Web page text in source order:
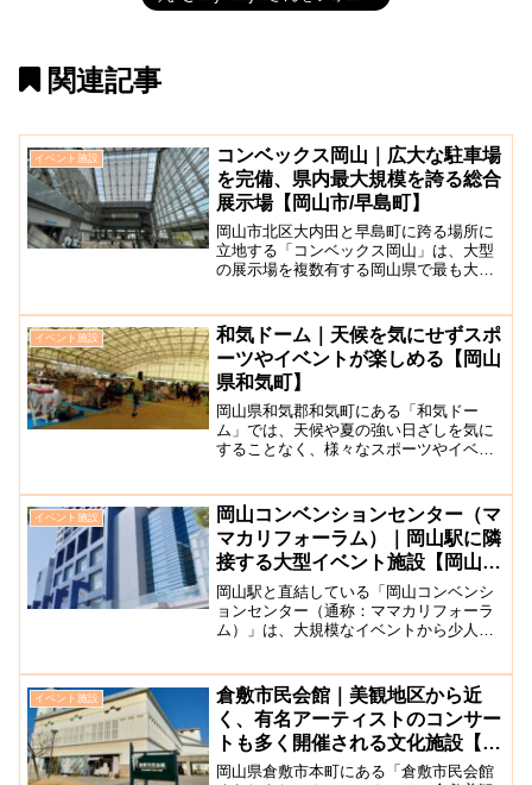
関連記事
イベント施設
コンベックス岡山｜広大な駐車場
を完備、県内最大規模を誇る総合
展示場【岡山市/早島町】
岡山市北区大内田と早島町に跨る場所に
立地する「コンベックス岡山」は、大型
の展示場を複数有する岡山県で最も大き
位置する岡山県総合流通センター内にあ
り、施設内にはマスカ...
イベント施設
和気ドーム｜天候を気にせずスポ
ーツやイベントが楽しめる【岡山
県和気町】
岡山県和気郡和気町にある「和気ドー
ム」では、天候や夏の強い日ざしを気に
することなく、様々なスポーツやイベン
ンドゴルフなら2面確保できます。1年を
通して様々なイベン...
イベント施設
岡山コンベンションセンター（マ
マカリフォーラム）｜岡山駅に隣
接する大型イベント施設【岡山
市】
岡山駅と直結している「岡山コンベンシ
ョンセンター（通称：ママカリフォーラ
ム）」は、大規模なイベントから少人数
用意されています。大規模な学術会議や
記念式典、セミナーに適し...
イベント施設
倉敷市民会館｜美観地区から近
く、有名アーティストのコンサー
トも多く開催される文化施設【倉
敷市本町】
岡山県倉敷市本町にある「倉敷市民会館